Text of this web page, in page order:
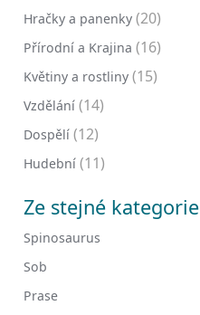
Hračky a panenky (20)
Přírodní a Krajina (16)
Květiny a rostliny (15)
Vzdělání (14)
Dospělí (12)
Hudební (11)
Ze stejné kategorie
Spinosaurus
Sob
Prase